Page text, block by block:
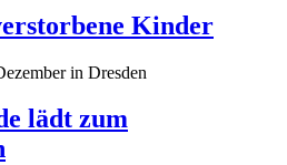
Kinder
in Dresden
lädt zum